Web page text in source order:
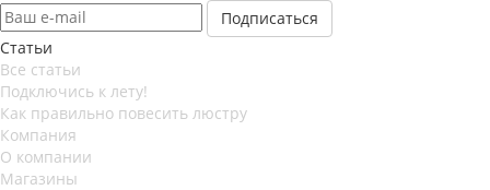
Статьи
Все статьи
Подключись к лету!
Как правильно повесить люстру
Компания
О компании
Магазины